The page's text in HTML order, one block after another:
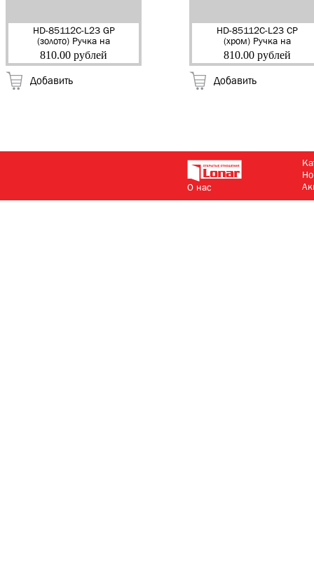
HD-85112C-L23 GP
(золото) Ручка на
планке "MARLOK" (20)
810.00 рублей
Добавить
HD-85112C-L23 СP
(хром) Ручка на
планке "MARLOK" (20)
810.00 рублей
Добавить
О нас